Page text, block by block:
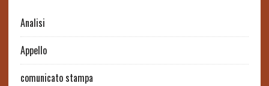
Analisi
Appello
comunicato stampa